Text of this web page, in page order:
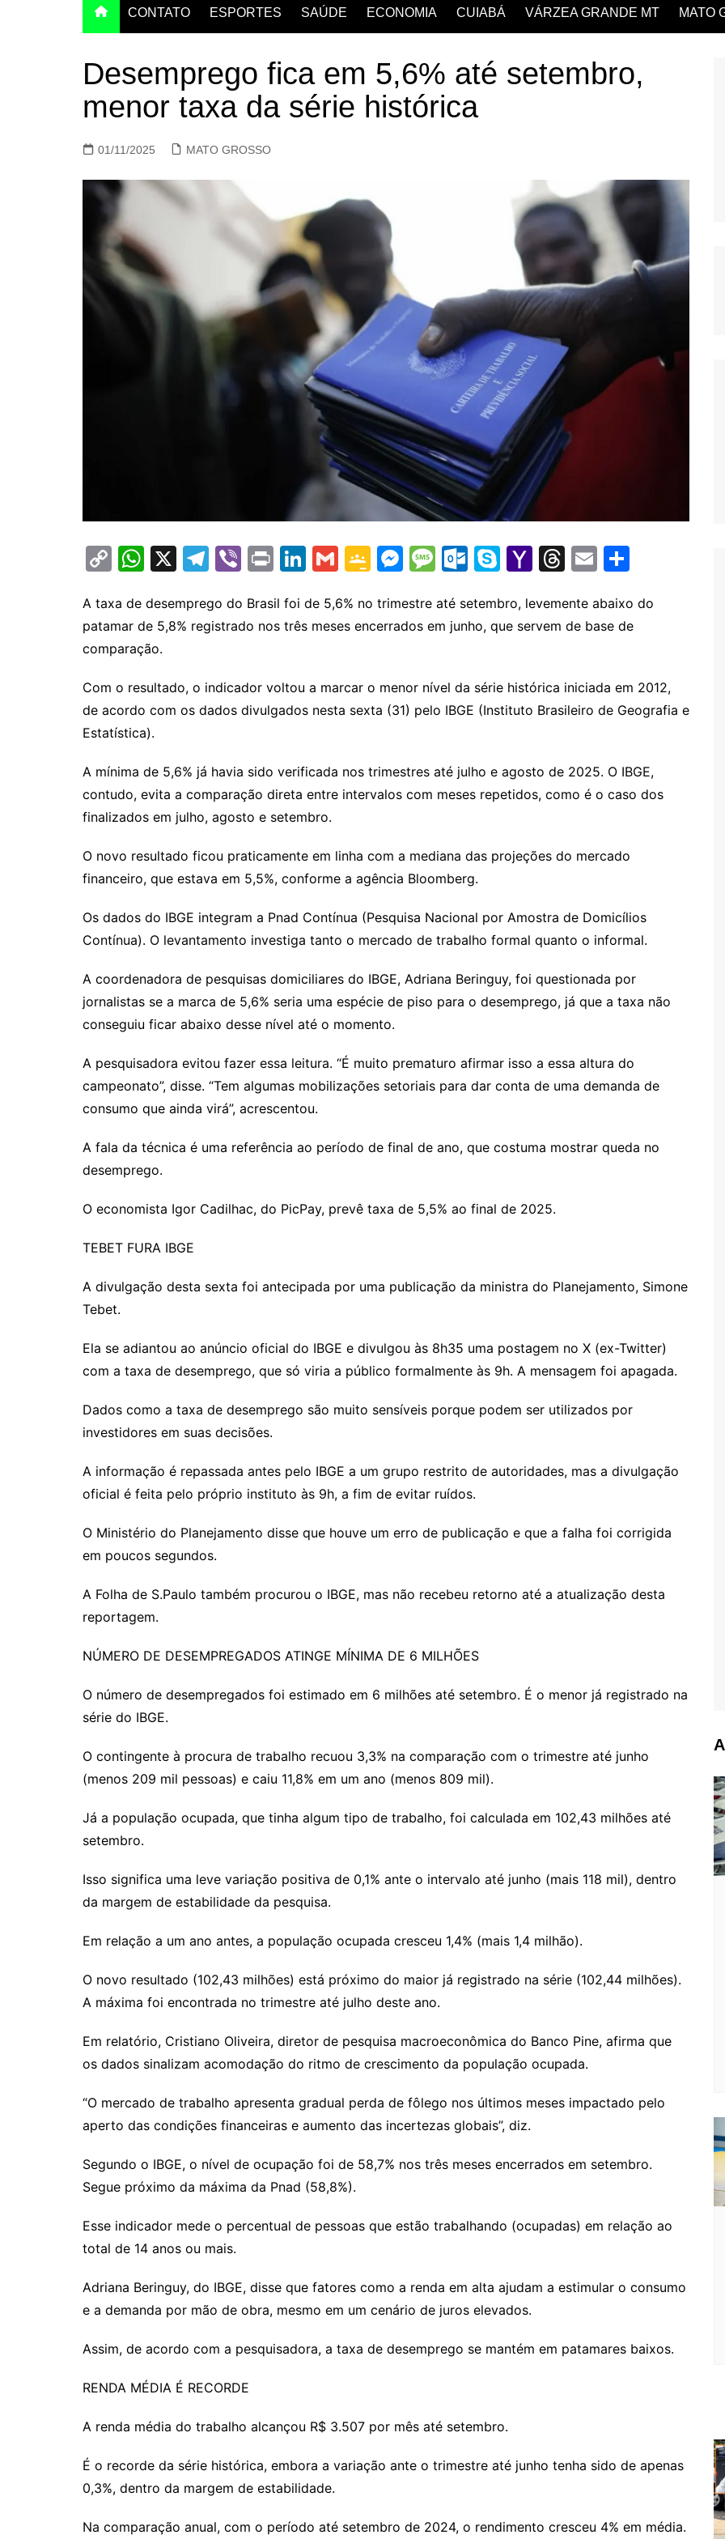
CONTATO ESPORTES SAÚDE ECONOMIA CUIABÁ VÁRZEA GRANDE MT MATO
Desemprego fica em 5,6% até setembro,
menor taxa da série histórica
01/11/2025 MATO GROSSO
C
p
y
Li
n
k
W
at
s
A
p
p
X
T
e
gr
m
Vi
er
Pr
t
Li
k
e
n
G
ai
l
G
o
gl
Cl
a
sr
o
M
s
s
n
g
M
s
s
g
e
O
lo
o
c
o
S
y
p
Y
h
o
M
ai
T
e
a
s
E
ai
l
ar
e
A taxa de desemprego do Brasil foi de 5,6% no trimestre até setembro, levemente abaixo do
patamar de 5,8% registrado nos três meses encerrados em junho, que servem de base de
comparação.
Com o resultado, o indicador voltou a marcar o menor nível da série histórica iniciada em 2012,
de acordo com os dados divulgados nesta sexta (31) pelo IBGE (Instituto Brasileiro de Geografia e
Estatística).
A mínima de 5,6% já havia sido verificada nos trimestres até julho e agosto de 2025. O IBGE,
contudo, evita a comparação direta entre intervalos com meses repetidos, como é o caso dos
finalizados em julho, agosto e setembro.
O novo resultado ficou praticamente em linha com a mediana das projeções do mercado
financeiro, que estava em 5,5%, conforme a agência Bloomberg.
Os dados do IBGE integram a Pnad Contínua (Pesquisa Nacional por Amostra de Domicílios
Contínua). O levantamento investiga tanto o mercado de trabalho formal quanto o informal.
A coordenadora de pesquisas domiciliares do IBGE, Adriana Beringuy, foi questionada por
jornalistas se a marca de 5,6% seria uma espécie de piso para o desemprego, já que a taxa não
conseguiu ficar abaixo desse nível até o momento.
A pesquisadora evitou fazer essa leitura. “É muito prematuro afirmar isso a essa altura do
campeonato”, disse. “Tem algumas mobilizações setoriais para dar conta de uma demanda de
consumo que ainda virá”, acrescentou.
A fala da técnica é uma referência ao período de final de ano, que costuma mostrar queda no
desemprego.
O economista Igor Cadilhac, do PicPay, prevê taxa de 5,5% ao final de 2025.
TEBET FURA IBGE
A divulgação desta sexta foi antecipada por uma publicação da ministra do Planejamento, Simone
Tebet.
Ela se adiantou ao anúncio oficial do IBGE e divulgou às 8h35 uma postagem no X (ex-Twitter)
com a taxa de desemprego, que só viria a público formalmente às 9h. A mensagem foi apagada.
Dados como a taxa de desemprego são muito sensíveis porque podem ser utilizados por
investidores em suas decisões.
A informação é repassada antes pelo IBGE a um grupo restrito de autoridades, mas a divulgação
oficial é feita pelo próprio instituto às 9h, a fim de evitar ruídos.
O Ministério do Planejamento disse que houve um erro de publicação e que a falha foi corrigida
em poucos segundos.
A Folha de S.Paulo também procurou o IBGE, mas não recebeu retorno até a atualização desta
reportagem.
NÚMERO DE DESEMPREGADOS ATINGE MÍNIMA DE 6 MILHÕES
O número de desempregados foi estimado em 6 milhões até setembro. É o menor já registrado na
série do IBGE.
O contingente à procura de trabalho recuou 3,3% na comparação com o trimestre até junho
(menos 209 mil pessoas) e caiu 11,8% em um ano (menos 809 mil).
Já a população ocupada, que tinha algum tipo de trabalho, foi calculada em 102,43 milhões até
setembro.
Isso significa uma leve variação positiva de 0,1% ante o intervalo até junho (mais 118 mil), dentro
da margem de estabilidade da pesquisa.
Em relação a um ano antes, a população ocupada cresceu 1,4% (mais 1,4 milhão).
O novo resultado (102,43 milhões) está próximo do maior já registrado na série (102,44 milhões).
A máxima foi encontrada no trimestre até julho deste ano.
Em relatório, Cristiano Oliveira, diretor de pesquisa macroeconômica do Banco Pine, afirma que
os dados sinalizam acomodação do ritmo de crescimento da população ocupada.
“O mercado de trabalho apresenta gradual perda de fôlego nos últimos meses impactado pelo
aperto das condições financeiras e aumento das incertezas globais”, diz.
Segundo o IBGE, o nível de ocupação foi de 58,7% nos três meses encerrados em setembro.
Segue próximo da máxima da Pnad (58,8%).
Esse indicador mede o percentual de pessoas que estão trabalhando (ocupadas) em relação ao
total de 14 anos ou mais.
Adriana Beringuy, do IBGE, disse que fatores como a renda em alta ajudam a estimular o consumo
e a demanda por mão de obra, mesmo em um cenário de juros elevados.
Assim, de acordo com a pesquisadora, a taxa de desemprego se mantém em patamares baixos.
RENDA MÉDIA É RECORDE
A renda média do trabalho alcançou R$ 3.507 por mês até setembro.
É o recorde da série histórica, embora a variação ante o trimestre até junho tenha sido de apenas
0,3%, dentro da margem de estabilidade.
Na comparação anual, com o período até setembro de 2024, o rendimento cresceu 4% em média.